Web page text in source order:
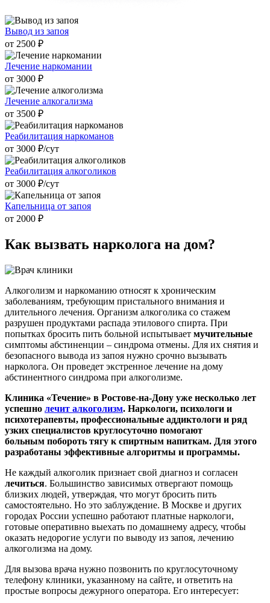
Вывод из запоя
от 2500 ₽
Лечение наркомании
от 3000 ₽
Лечение алкогализма
от 3500 ₽
Реабилитация наркоманов
от 3000 ₽/cут
Реабилитация алкоголиков
от 3000 ₽/cут
Капельница от запоя
от 2000 ₽
Как вызвать нарколога на дом?
Алкоголизм и наркоманию относят к хроническим
заболеваниям, требующим пристального внимания и
длительного лечения. Организм алкоголика со стажем
разрушен продуктами распада этилового спирта. При
попытках бросить пить больной испытывает мучительные
симптомы абстиненции – синдрома отмены. Для их снятия и
безопасного вывода из запоя нужно срочно вызывать
нарколога. Он проведет экстренное лечение на дому
абстинентного синдрома при алкоголизме.
Клиника «Течение» в Ростове-на-Дону уже несколько лет
успешно лечит алкоголизм. Наркологи, психологи и
психотерапевты, профессиональные аддиктологи и ряд
узких специалистов круглосуточно помогают
больным побороть тягу к спиртным напиткам. Для этого
разработаны эффективные алгоритмы и программы.
Не каждый алкоголик признает свой диагноз и согласен
лечиться. Большинство зависимых отвергают помощь
близких людей, утверждая, что могут бросить пить
самостоятельно. Но это заблуждение. В Москве и других
городах России успешно работают платные наркологи,
готовые оперативно выехать по домашнему адресу, чтобы
оказать недорогие услуги по выводу из запоя, лечению
алкоголизма на дому.
Для вызова врача нужно позвонить по круглосуточному
телефону клиники, указанному на сайте, и ответить на
простые вопросы дежурного оператора. Его интересует: